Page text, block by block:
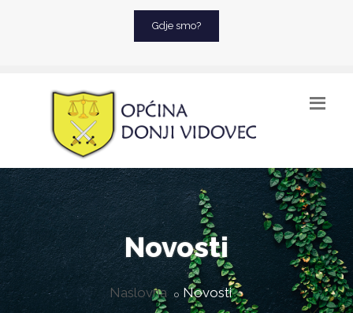
Gdje smo?
Novosti
Naslovna Novosti